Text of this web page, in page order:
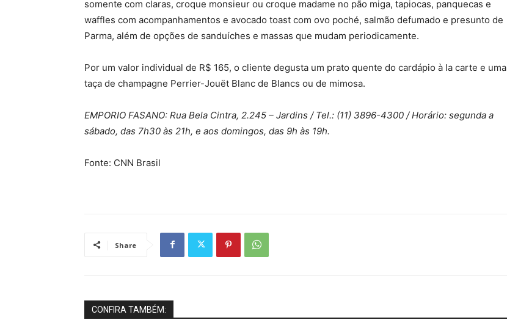
somente com claras, croque monsieur ou croque madame no pão miga, tapiocas, panquecas e
waffles com acompanhamentos e avocado toast com ovo poché, salmão defumado e presunto de
Parma, além de opções de sanduíches e massas que mudam periodicamente.
Por um valor individual de R$ 165, o cliente degusta um prato quente do cardápio à la carte e uma
taça de champagne Perrier-Jouët Blanc de Blancs ou de mimosa.
EMPORIO FASANO: Rua Bela Cintra, 2.245 – Jardins / Tel.: (11) 3896-4300 / Horário: segunda a
sábado, das 7h30 às 21h, e aos domingos, das 9h às 19h.
Fonte: CNN Brasil
Share
CONFIRA TAMBÉM: